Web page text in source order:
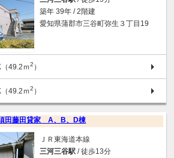
築年 39年 / 2階建
愛知県蒲郡市三谷町弥生３丁目19
49.2ｍ2 ）
49.2ｍ2 ）
田藤田貸家 A、B、D棟
ＪＲ東海道本線
三河三谷駅 / 徒歩13分